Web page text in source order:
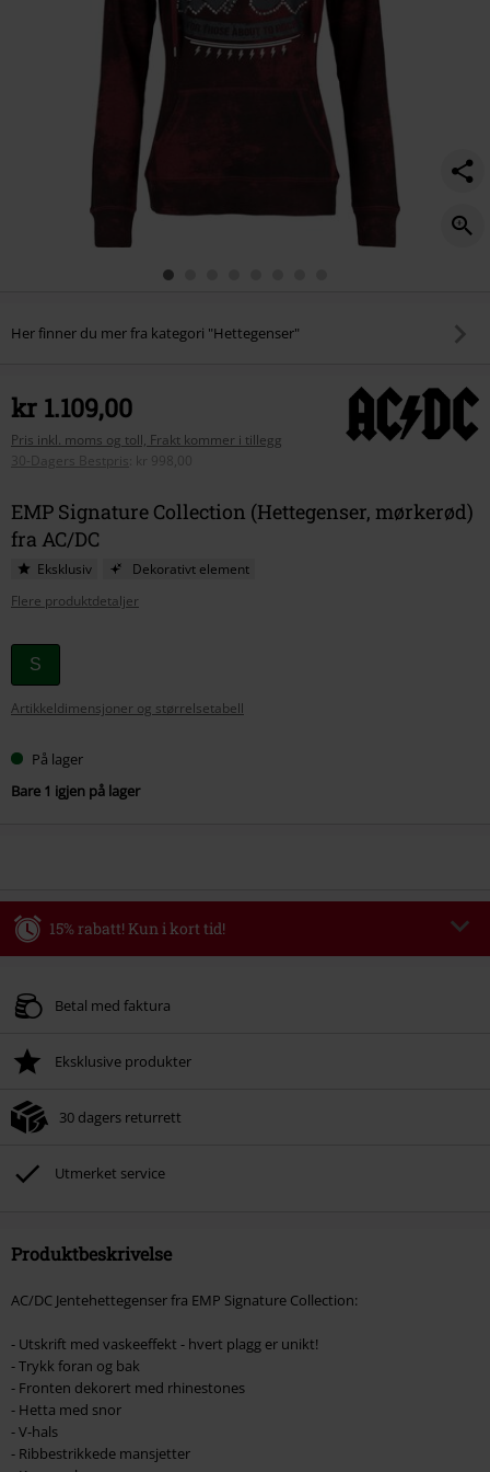
Her finner du mer fra kategori "Hettegenser"
kr 1.109,00
Pris inkl. moms og toll, Frakt kommer i tillegg
30-Dagers Bestpris
kr 998,00
EMP Signature Collection (Hettegenser, mørkerød)
fra AC/DC
Eksklusiv
Dekorativt element
Flere produktdetaljer
Velg
størrelse
S
Artikkeldimensjoner og størrelsetabell
På lager
Bare 1 igjen på lager
15% rabatt! Kun i kort tid!
Gyldig fram til 09/08/2026
Når du har skrevet inn koden, vil rabatten automatisk bli trukket fra i
Kan ikke kombineres med andre kampanjekoder. Følgende er ekskludert fra
Lindemann, Böhse Onkelz, Broilers, Die Ärzte, Die Toten Hosen, Metality,
gavekort og varer som inkluderer en donasjon.
Betal med faktura
Eksklusive produkter
30 dagers returrett
Utmerket service
Produktbeskrivelse
AC/DC Jentehettegenser fra EMP Signature Collection:
- Utskrift med vaskeeffekt - hvert plagg er unikt!
- Trykk foran og bak
- Fronten dekorert med rhinestones
- Hetta med snor
- V-hals
- Ribbestrikkede mansjetter